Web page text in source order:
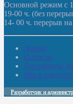
Основной режим с
19-00 ч. (без
14- 00 ч. перерыв
Домой
Новости
Документы.
Мы в соцсетях
Разработчик и